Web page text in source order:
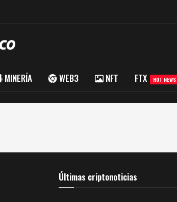
MINERÍA WEB3 NFT FTX HOT NEWS
Últimas criptonoticias